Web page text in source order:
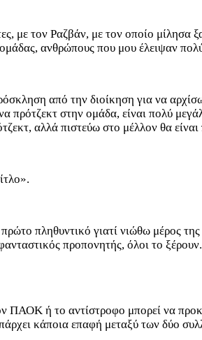
τον Ραζβάν, με τον οποίο μίλησα
ανθρώπους που μου έλειψαν
από την διοίκηση για να
στην ομάδα, είναι πολύ
αλλά πιστεύω στο μέλλον θα
πληθυντικό γιατί νιώθω μέρος
προπονητής, όλοι το
ή το αντίστροφο μπορεί να
κάποια επαφή μεταξύ των δύο